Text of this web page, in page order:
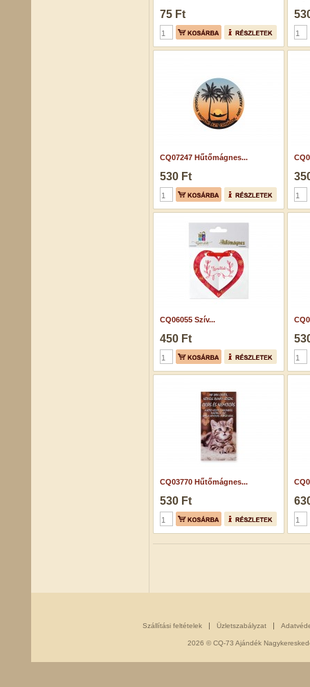
75 Ft
CQ07247 Hűtőmágnes...
530 Ft
CQ06055 Szív...
450 Ft
CQ03770 Hűtőmágnes...
530 Ft
Szállítási feltételek Üzletszabályzat
2026 © CQ-73 Ajándék